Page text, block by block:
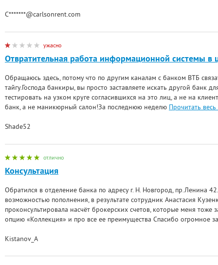
C*******@carlsonrent.com
ужасно
Отвратительная работа информационной системы в
Обращаюсь здесь, потому что по другим каналам с банком ВТБ
тайгу.Господа банкиры, вы просто заставляете искать другой банк
тестировать на узком круге согласившихся на это лиц, а не на
банк, а не маникюрный салон!За последнюю неделю Прочитать
Shade52
отлично
Консультация
Обратился в отделение банка по адресу г. Н. Новгород, пр.Ленина
возможностью пополнения, в результате сотрудник Анастасия
проконсультировала насчёт брокерских счетов, которые меня тоже
опцию «Коллекция» и про все ее преимущества Спасибо огромное
Kistanov_A